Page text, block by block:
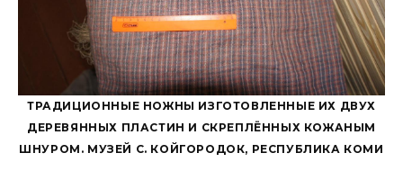
ТРАДИЦИОННЫЕ НОЖНЫ ИЗГОТОВЛЕННЫЕ ИХ ДВУХ
ДЕРЕВЯННЫХ ПЛАСТИН И СКРЕПЛЁННЫХ КОЖАНЫМ
ШНУРОМ. МУЗЕЙ С. КОЙГОРОДОК, РЕСПУБЛИКА КОМИ